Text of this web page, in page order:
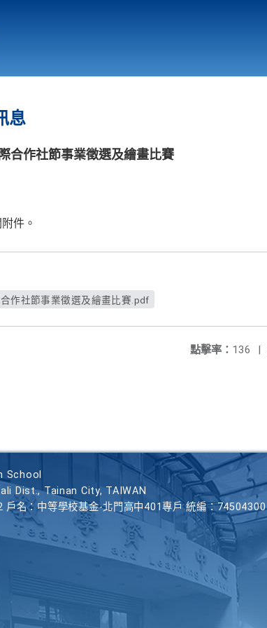
息
合作社節事業徵選及繪畫比賽
件。
作社節事業徵選及繪畫比賽.pdf
點擊率： 136 |
School
Dist., Tainan City, TAIWAN
名：中等學校基金-北門高中401專戶 統編：74504300